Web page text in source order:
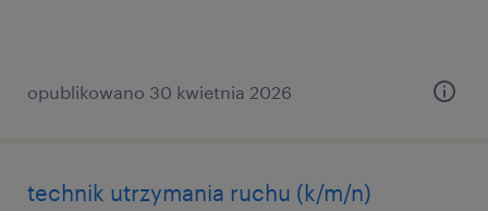
opublikowano 30 kwietnia 2026
technik utrzymania ruchu (k/m/n)